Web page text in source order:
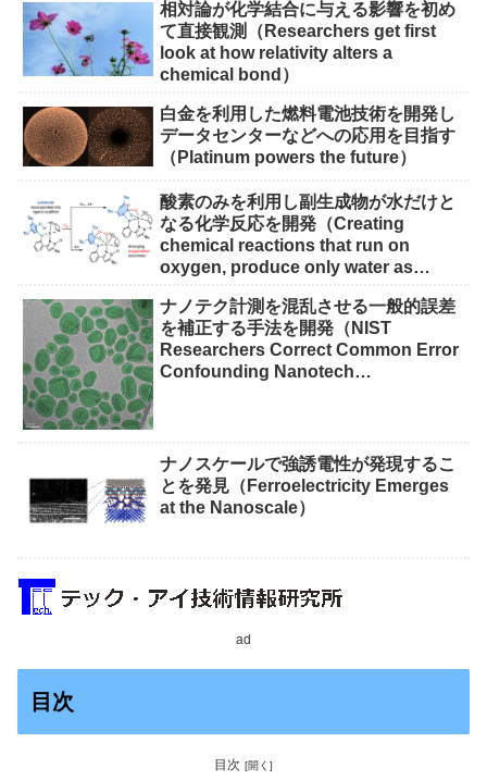
相対論が化学結合に与える影響を初め
て直接観測（Researchers get first
look at how relativity alters a
chemical bond）
白金を利用した燃料電池技術を開発し
データセンターなどへの応用を目指す
（Platinum powers the future）
酸素のみを利用し副生成物が水だけと
なる化学反応を開発（Creating
chemical reactions that run on
oxygen, produce only water as
ナノテク計測を混乱させる一般的誤差
を補正する手法を開発（NIST
Researchers Correct Common Error
Confounding Nanotech
ナノスケールで強誘電性が発現するこ
とを発見（Ferroelectricity Emerges
at the Nanoscale）
ad
目次
目次